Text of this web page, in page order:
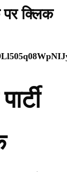
क्लिक